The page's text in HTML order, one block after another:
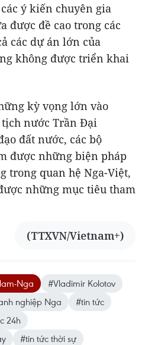
ý kiến chuyên gia
được đề cao trong các
các dự án lớn của
không được triển khai
kỳ vọng lớn vào
tịch nước Trần Đại
đất nước, các bộ
được những biện pháp
trong quan hệ Nga-Việt,
những mục tiêu tham
(TTXVN/Vietnam+)
Nga
#Vladimir Kolotov
nghiệp Nga
#tin tức
24h
#tin tức thời sự